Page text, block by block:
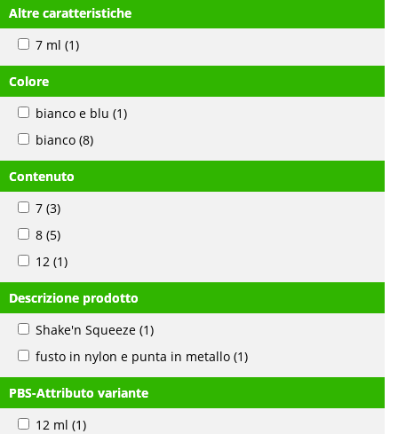
Altre caratteristiche
7 ml (1)
Colore
bianco e blu (1)
bianco (8)
Contenuto
7 (3)
8 (5)
12 (1)
Descrizione prodotto
Shake'n Squeeze (1)
fusto in nylon e punta in metallo (1)
PBS-Attributo variante
12 ml (1)